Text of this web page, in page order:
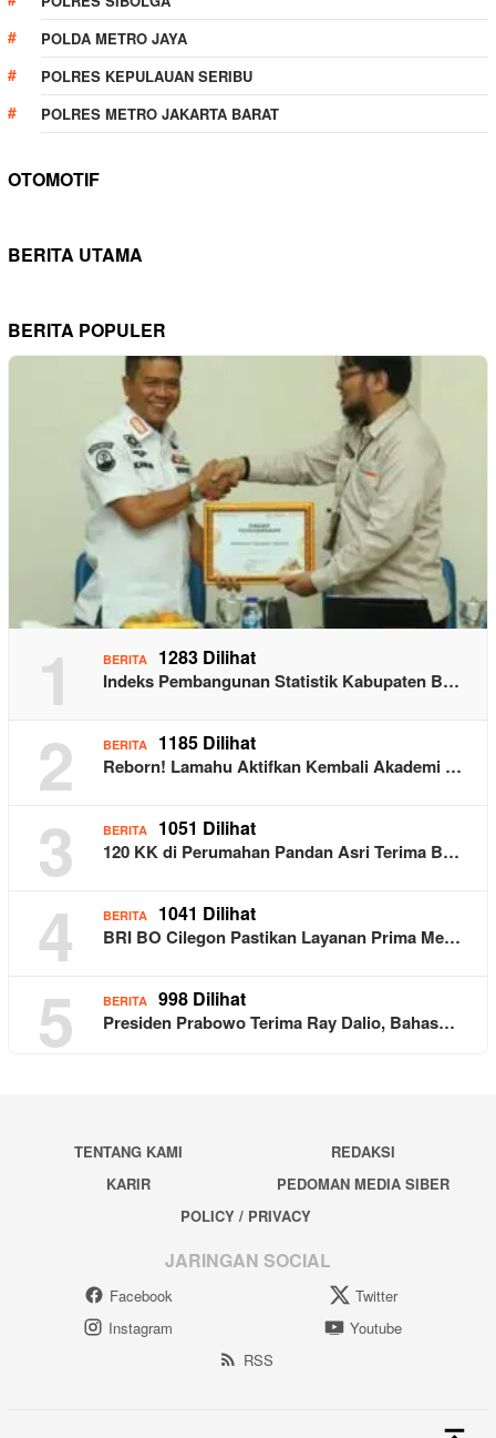
POLDA METRO JAYA
POLRES KEPULAUAN SERIBU
POLRES METRO JAKARTA BARAT
OTOMOTIF
BERITA UTAMA
BERITA POPULER
1 BERITA 1283 Dilihat
Indeks Pembangunan Statistik Kabupaten B…
2 BERITA 1185 Dilihat
Reborn! Lamahu Aktifkan Kembali Akademi …
3 BERITA 1051 Dilihat
120 KK di Perumahan Pandan Asri Terima B…
4 BERITA 1041 Dilihat
BRI BO Cilegon Pastikan Layanan Prima Me…
5 BERITA 998 Dilihat
Presiden Prabowo Terima Ray Dalio, Bahas…
TENTANG KAMI
REDAKSI
KARIR
PEDOMAN MEDIA SIBER
POLICY / PRIVACY
JARINGAN SOCIAL
Facebook
Twitter
Instagram
Youtube
RSS